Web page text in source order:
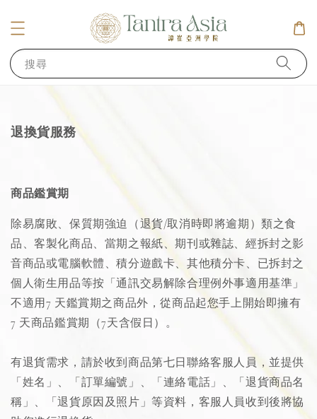
搜尋
退換貨服務
商品鑑賞期
除易腐敗、保質期強迫（退貨/取消時即將逾期）類之食
品、客製化商品、當期之報紙、期刊或雜誌、經拆封之影
音商品或電腦軟體、積分遊戲卡、其他積分卡、已拆封之
個人衛生用品等按「通訊交易解除合理例外事適用基準」
不適用7 天鑑賞期之商品外，從商品起您手上開始即擁有
7 天商品鑑賞期（7天含假日）。
有退貨需求，請於收到商品第七日聯絡客服人員，並提供
「姓名」、「訂單編號」、「連絡電話」、「退貨商品名
稱」、「退貨原因及照片」等資料，客服人員收到後將協